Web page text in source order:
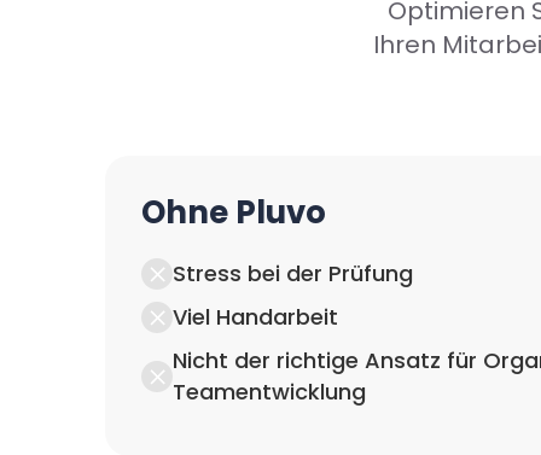
Optimieren
Ihren
Ohne Pluvo
Stress bei der Prüfung
Viel Handarbeit
Nicht der richtige Ansatz für
Teamentwicklung